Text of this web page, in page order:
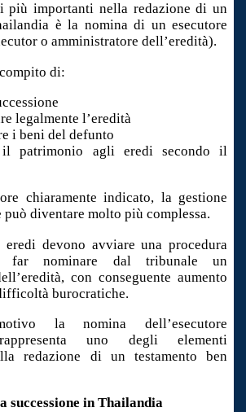
più importanti nella redazione di un
è la nomina di un esecutore
o amministratore dell’eredità).
di:
legalmente l’eredità
i beni del defunto
il patrimonio agli eredi secondo il
chiaramente indicato, la gestione
può diventare molto più complessa.
devono avviare una procedura
far nominare dal tribunale un
con conseguente aumento
burocratiche.
la nomina dell’esecutore
uno degli elementi
redazione di un testamento ben
successione in Thailandia